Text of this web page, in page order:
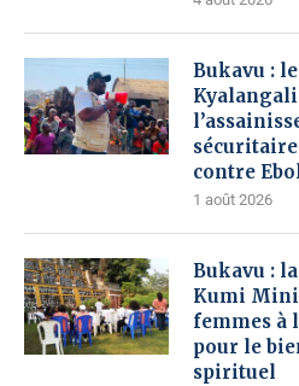
Bukavu :
contre
1 août 2026
Bukavu :
Kumi
femmes à
pour le
spirituel